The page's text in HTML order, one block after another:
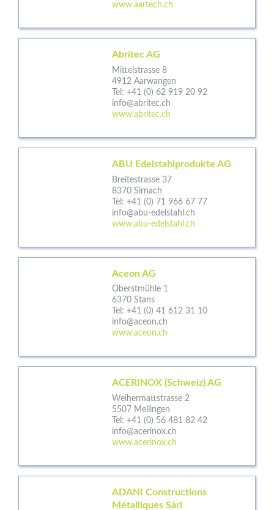
www.aartech.ch
Abritec AG
Mittelstrasse 8
4912 Aarwangen
Tel: +41 (0) 62 919 20 92
info@abritec.ch
www.abritec.ch
ABU Edelstahlprodukte AG
Breitestrasse 37
8370 Sirnach
Tel: +41 (0) 71 966 67 77
info@abu-edelstahl.ch
www.abu-edelstahl.ch
Aceon AG
Oberstmühle 1
6370 Stans
Tel: +41 (0) 41 612 31 10
info@aceon.ch
www.aceon.ch
ACERINOX (Schweiz) AG
Weihermattstrasse 2
5507 Mellingen
Tel: +41 (0) 56 481 82 42
info@acerinox.ch
www.acerinox.ch
ADANI Constructions
Métalliques Sàrl